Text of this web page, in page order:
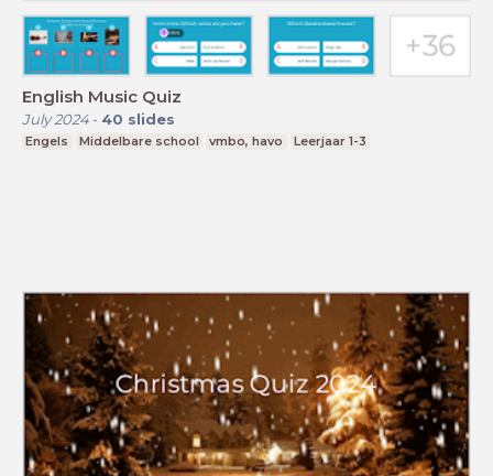
English Music Quiz
July 2024- 40 slides
Engels Middelbare school vmbo, havo Leerjaar 1-3